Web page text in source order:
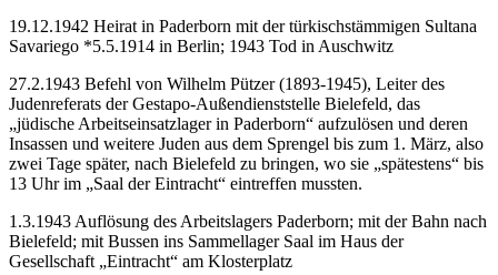
19.12.1942 Heirat in Paderborn mit der türkischstämmigen Sultana
Savariego *5.5.1914 in Berlin; 1943 Tod in Auschwitz
27.2.1943 Befehl von Wilhelm Pützer (1893-1945), Leiter des
Judenreferats der Gestapo-Außendienststelle Bielefeld, das
„jüdische Arbeitseinsatzlager in Paderborn“ aufzulösen und deren
Insassen und weitere Juden aus dem Sprengel bis zum 1. März, also
zwei Tage später, nach Bielefeld zu bringen, wo sie „spätestens“ bis
13 Uhr im „Saal der Eintracht“ eintreffen mussten.
1.3.1943 Auflösung des Arbeitslagers Paderborn; mit der Bahn nach
Bielefeld; mit Bussen ins Sammellager Saal im Haus der
Gesellschaft „Eintracht“ am Klosterplatz